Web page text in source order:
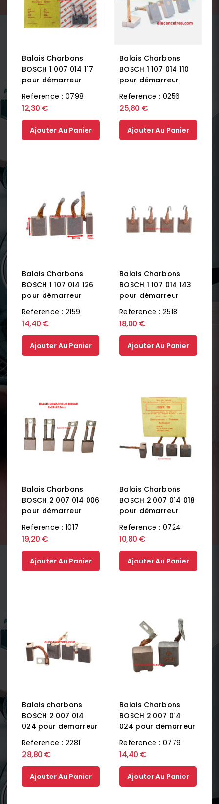
Balais Charbons
BOSCH 1 007 014 117
pour démarreur
Reference : 0798
12,30 €
Ajouter Au Panier
Balais Charbons
BOSCH 1 107 014 110
pour démarreur
Reference : 0256
25,80 €
Ajouter Au Panier
Balais Charbons
BOSCH 1 107 014 126
pour démarreur
Reference : 2159
14,40 €
Ajouter Au Panier
Balais Charbons
BOSCH 1 107 014 143
pour démarreur
Reference : 2518
18,00 €
Ajouter Au Panier
Balais Charbons
BOSCH 2 007 014 006
pour démarreur
Reference : 1017
19,20 €
Ajouter Au Panier
Balais Charbons
BOSCH 2 007 014 018
pour démarreur
Reference : 0724
10,80 €
Ajouter Au Panier
Balais charbons
BOSCH 2 007 014
024 pour démarreur
Reference : 2281
28,80 €
Ajouter Au Panier
Balais Charbons
BOSCH 2 007 014
024 pour démarreur
Reference : 0779
14,40 €
Ajouter Au Panier